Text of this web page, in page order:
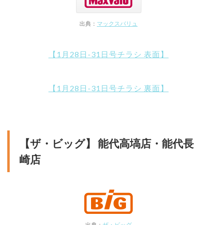
出典： マックスバリュ
【1月28日-31日号チラシ 表面】
【1月28日-31日号チラシ 裏面】
【ザ・ビッグ】 能代高塙店・能代長
崎店